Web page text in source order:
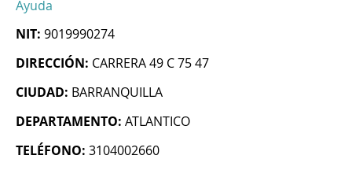
Ayuda
NIT: 9019990274
DIRECCIÓN: CARRERA 49 C 75 47
CIUDAD: BARRANQUILLA
DEPARTAMENTO: ATLANTICO
TELÉFONO: 3104002660